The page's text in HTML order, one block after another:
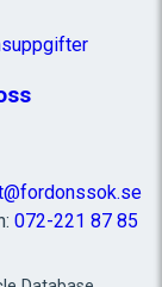
072-221 87 85